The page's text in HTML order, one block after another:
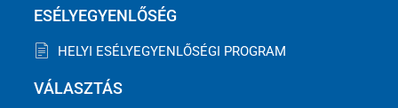
ESÉLYEGYENLŐSÉG
HELYI ESÉLYEGYENLŐSÉGI PROGRAM
VÁLASZTÁS